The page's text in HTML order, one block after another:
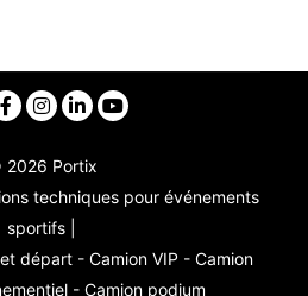
2026 Portix
techniques pour événements
sportifs |
départ - Camion VIP - Camion
- Camion podium